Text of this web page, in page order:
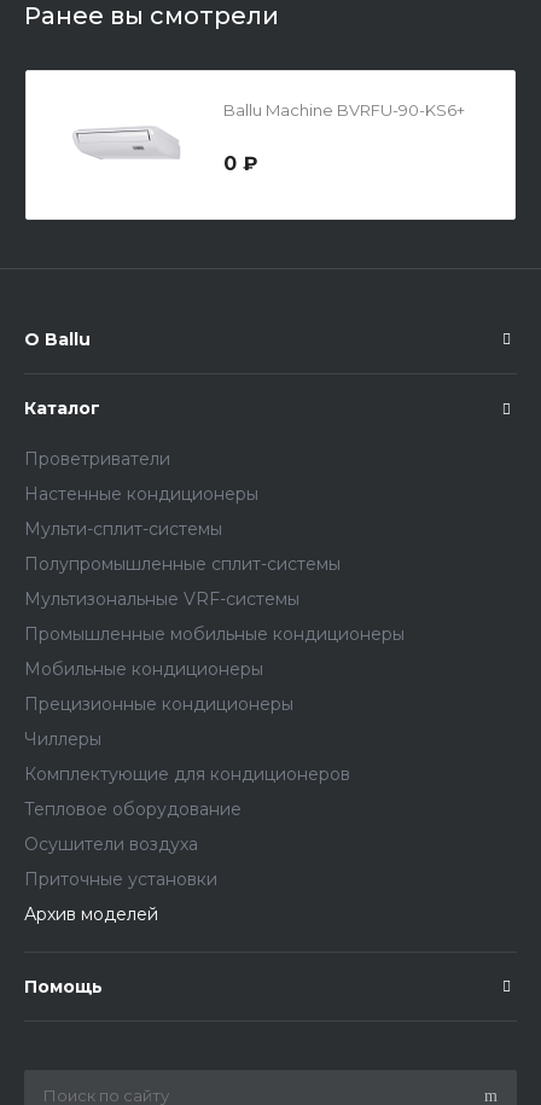
Ранее вы смотрели
Ballu Machine BVRFU-90-KS6+
0 ₽
О Ballu
Каталог
Проветриватели
Настенные кондиционеры
Мульти-сплит-системы
Полупромышленные сплит-системы
Мультизональные VRF-системы
Промышленные мобильные кондиционеры
Мобильные кондиционеры
Прецизионные кондиционеры
Чиллеры
Комплектующие для кондиционеров
Тепловое оборудование
Осушители воздуха
Приточные установки
Архив моделей
Помощь